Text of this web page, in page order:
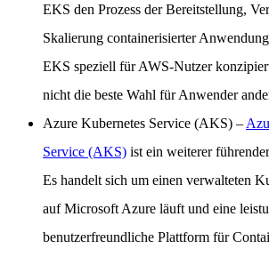
EKS den Prozess der Bereitstellung,
Skalierung containerisierter
EKS speziell für AWS-Nutzer
nicht die beste Wahl für Anwender
Azure Kubernetes Service (AKS) –
Service (AKS) ist ein weiterer
Es handelt sich um einen verwalteten
auf Microsoft Azure läuft und eine
benutzerfreundliche Plattform für